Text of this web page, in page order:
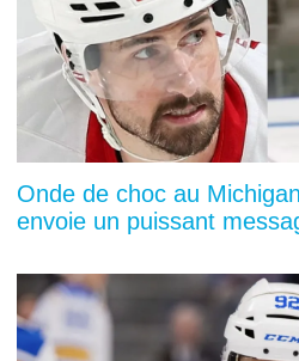
Onde de choc au
envoie un puissant